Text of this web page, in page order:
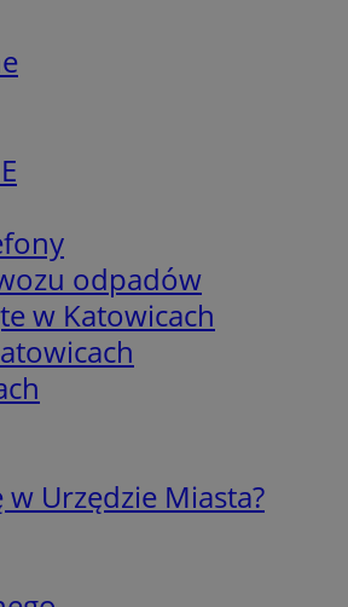
odpadów
w Katowicach
w Urzędzie Miasta?